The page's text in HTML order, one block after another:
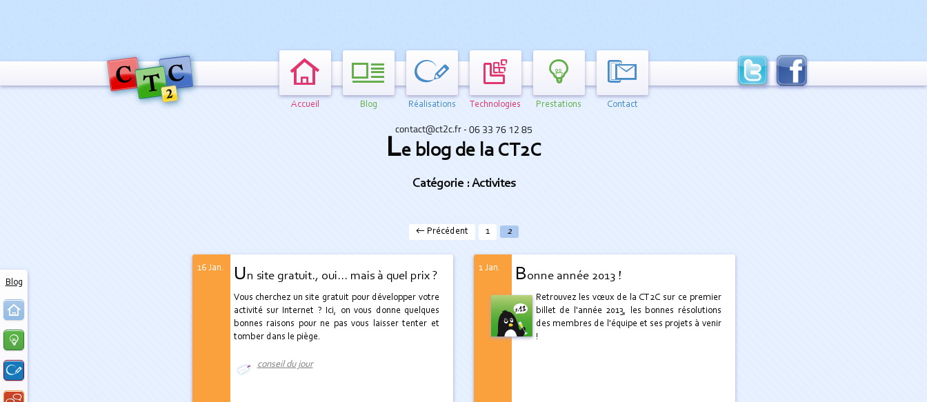
-
Accueil Blog Réalisations Technologies Prestations Contact
Le blog de la CT2C
Catégorie : Activites
← Précédent 1 2
16 Jan. Un site gratuit., oui... mais à quel prix ?
Vous cherchez un site gratuit pour développer votre
activité sur Internet ? Ici, on vous donne quelques
bonnes raisons pour ne pas vous laisser tenter et
tomber dans le piège.
conseil du jour
1 Jan. Bonne année 2013 !
Retrouvez les vœux de la CT2C sur ce premier
billet de l'année 2013, les bonnes résolutions
des membres de l'équipe et ses projets à venir
!
Blog